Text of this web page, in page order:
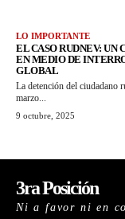
LO IMPORTANTE
EL CASO RUDNEV: UN
EN MEDIO DE
GLOBAL
La detención del ciudadano
marzo...
9 octubre, 2025
3ra Posición
Ni a favor ni en